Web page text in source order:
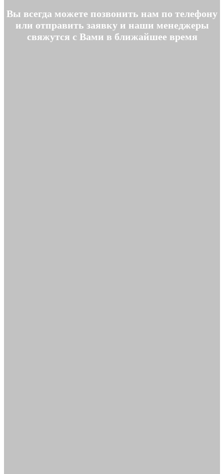
Вы всегда можете позвонить нам по телефону
или отправить заявку и наши менеджеры
свяжутся с Вами в ближайшее время